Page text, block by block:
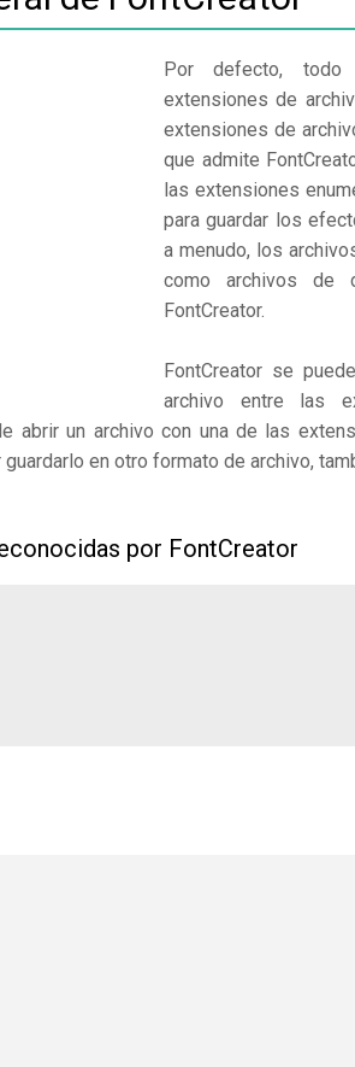
Por defecto, todo
extensiones de
extensiones de
que admite
las extensiones
para guardar los
a menudo, los
como archivos de
FontCreator.
FontCreator se
archivo entre las
abrir un archivo con una de las
en otro formato de archivo,
por FontCreator